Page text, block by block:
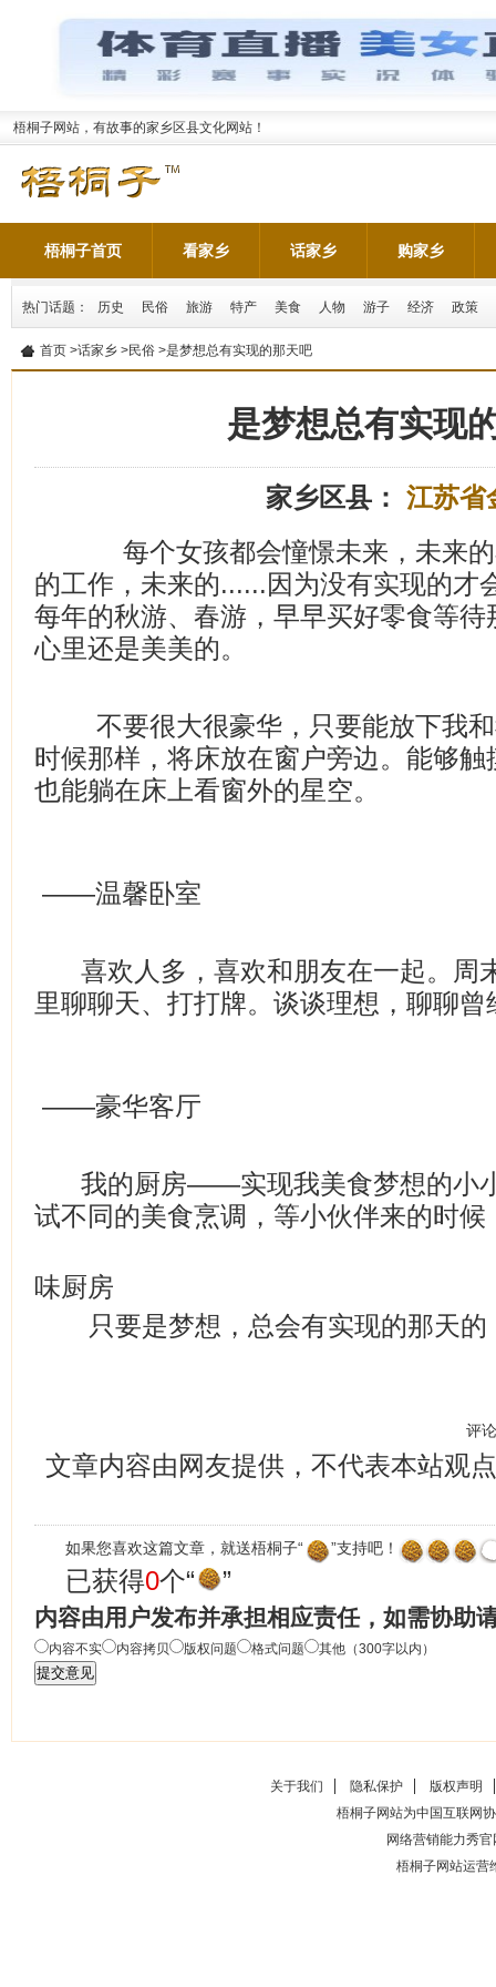
梧桐子网站，有故事的家乡区县文化网站！
梧桐子首页 看家乡 话家乡 购家乡
热门话题： 历史 民俗 旅游 特产 美食 人物 游子 经济 政策
首页 >话家乡 >民俗 >是梦想总有实现的那天吧
是梦想总有实现
家乡区县： 江苏省
每个女孩都会憧憬未来，未来的
的工作，未来的......因为没有实现的才
每年的秋游、春游，早早买好零食等
心里还是美美的。
不要很大很豪华，只要能放下我
时候那样，将床放在窗户旁边。能够
也能躺在床上看窗外的星空。
——温馨卧室
喜欢人多，喜欢和朋友在一起。周
里聊聊天、打打牌。谈谈理想，聊聊
——豪华客厅
我的厨房——实现我美食梦想的小
试不同的美食烹调，等小伙伴来的时
味厨房
只要是梦想，总会有实现的那天的
评
文章内容由网友提供，不代表本站观点
如果您喜欢这篇文章，就送梧桐子“ ”支持吧！
已获得0个“ ”
内容由用户发布并承担相应责任，如需协助
内容不实 内容拷贝 版权问题 格式问题 其他（300字以内）
关于我们 隐私保护
版权声明
梧桐子网站为中国互联网
网络营销能力秀官
梧桐子网站运营